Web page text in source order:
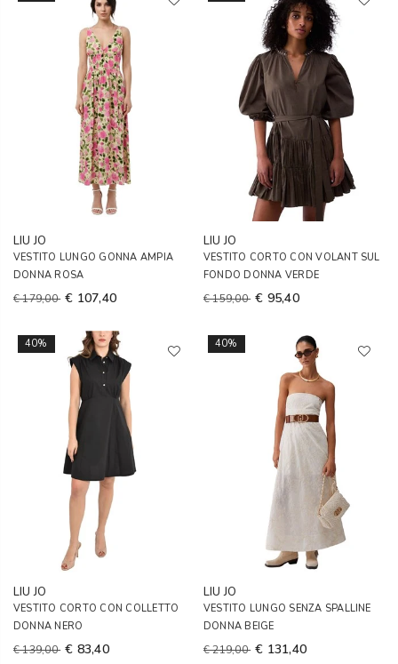
LIU JO
VESTITO LUNGO GONNA AMPIA
DONNA ROSA
€ 179,00 € 107,40
LIU JO
VESTITO CORTO CON VOLANT SUL
FONDO DONNA VERDE
€ 159,00 € 95,40
40%
LIU JO
VESTITO CORTO CON COLLETTO
DONNA NERO
€ 139,00 € 83,40
40%
LIU JO
VESTITO LUNGO SENZA SPALLINE
DONNA BEIGE
€ 219,00 € 131,40